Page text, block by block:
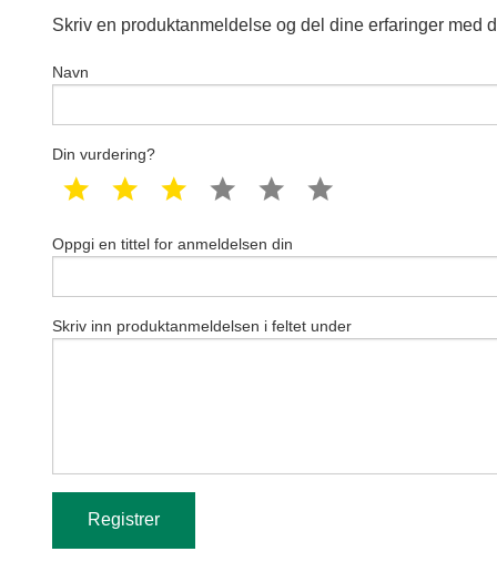
Skriv en produktanmeldelse og del dine erfaringer med
Navn
Din vurdering?
1 star 2 star 3 star 4 star 5 star
Oppgi en tittel for anmeldelsen din
Skriv inn produktanmeldelsen i feltet under